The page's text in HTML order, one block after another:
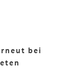
bei